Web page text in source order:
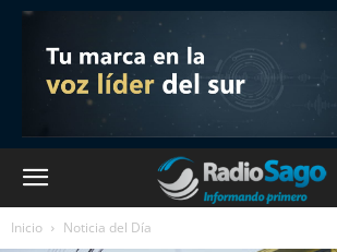
Inicio Noticia del Día